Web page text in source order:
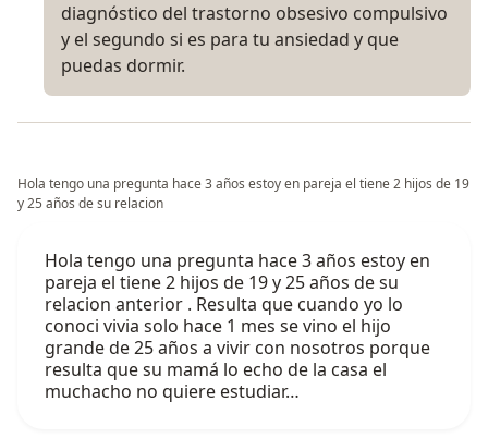
diagnóstico del trastorno obsesivo compulsivo
y el segundo si es para tu ansiedad y que
puedas dormir.
Hola tengo una pregunta hace 3 años estoy en pareja el tiene 2 hijos de 19
y 25 años de su relacion
Hola tengo una pregunta hace 3 años estoy en
pareja el tiene 2 hijos de 19 y 25 años de su
relacion anterior . Resulta que cuando yo lo
conoci vivia solo hace 1 mes se vino el hijo
grande de 25 años a vivir con nosotros porque
resulta que su mamá lo echo de la casa el
muchacho no quiere estudiar…